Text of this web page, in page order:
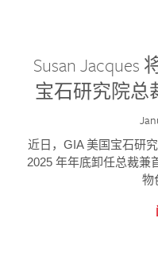
Susan
宝石研究院总
近日，GIA 美国宝石研
2025 年年底卸任总裁兼
物